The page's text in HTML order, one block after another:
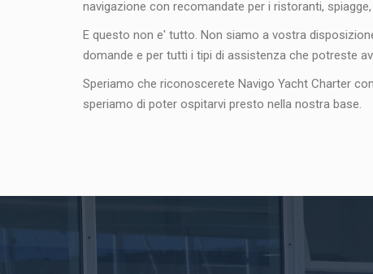
navigazione con recomandate per i ristoranti, spiagge,
E questo non e' tutto. Non siamo a vostra
domande e per tutti i tipi di assistenza che potreste
Speriamo che riconoscerete Navigo Yacht Charter
speriamo di poter ospitarvi presto nella nostra base.